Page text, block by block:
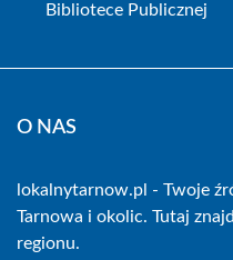
Bibliotece Publicznej
O NAS
lokalnytarnow.pl - Twoje
Tarnowa i okolic. Tutaj
regionu.